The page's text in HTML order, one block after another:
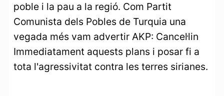
poble i la pau a la regió. Com Partit
Comunista dels Pobles de Turquia una
vegada més vam advertir AKP: Cancel·lin
Immediatament aquests plans i posar fi a
tota l'agressivitat contra les terres sirianes.